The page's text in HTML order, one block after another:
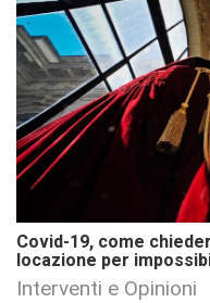
Covid-19, come
locazione per
Interventi e Opinioni